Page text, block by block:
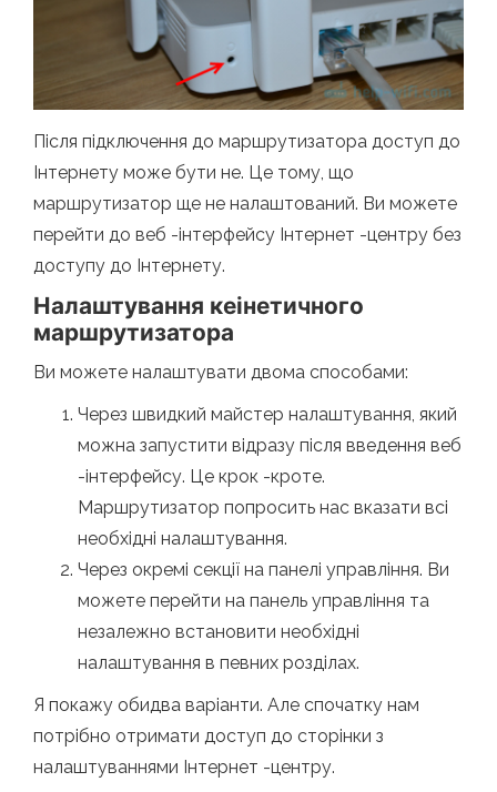
Після підключення до маршрутизатора доступ до
Інтернету може бути не. Це тому, що
маршрутизатор ще не налаштований. Ви можете
перейти до веб -інтерфейсу Інтернет -центру без
доступу до Інтернету.
Налаштування кеінетичного
маршрутизатора
Ви можете налаштувати двома способами:
Через швидкий майстер налаштування, який
можна запустити відразу після введення веб
-інтерфейсу. Це крок -кроте.
Маршрутизатор попросить нас вказати всі
необхідні налаштування.
Через окремі секції на панелі управління. Ви
можете перейти на панель управління та
незалежно встановити необхідні
налаштування в певних розділах.
Я покажу обидва варіанти. Але спочатку нам
потрібно отримати доступ до сторінки з
налаштуваннями Інтернет -центру.